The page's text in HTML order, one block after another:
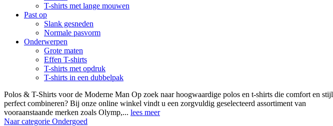
T-shirts met lange mouwen
Past op
Slank gesneden
Normale pasvorm
Onderwerpen
Grote maten
Effen T-shirts
T-shirts met opdruk
T-shirts in een dubbelpak
Polos & T-Shirts voor de Moderne Man Op zoek naar hoogwaardige polos en t-shirts die comfort en stijl
perfect combineren? Bij onze online winkel vindt u een zorgvuldig geselecteerd assortiment van
vooraanstaande merken zoals Olymp,... lees meer
Naar categorie Ondergoed